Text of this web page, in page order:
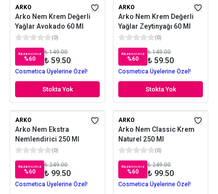
ARKO
Arko Nem Krem Değerli
Yağlar Avokado 60 Ml
(0)
Kazancınız
%60
₺ 149.00
₺ 59.50
Cosmetica Üyelerine Özel!
Stokta Yok
ARKO
Arko Nem Krem Değerli
Yağlar Zeytinyağı 60 Ml
(0)
Kazancınız
%60
₺ 149.00
₺ 59.50
Cosmetica Üyelerine Özel!
Stokta Yok
ARKO
Arko Nem Ekstra
Nemlendirici 250 Ml
(0)
Kazancınız
%60
₺ 249.00
₺ 99.50
Cosmetica Üyelerine Özel!
ARKO
Arko Nem Classic Krem
Naturel 250 Ml
(0)
Kazancınız
%60
₺ 249.00
₺ 99.50
Cosmetica Üyelerine Özel!